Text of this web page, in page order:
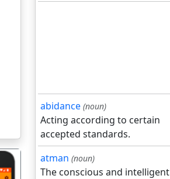
abidance (noun)
Acting according to certain
accepted standards.
atman (noun)
The conscious and intelligent